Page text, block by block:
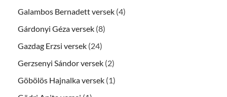
Galambos Bernadett versek (4)
Gárdonyi Géza versek (8)
Gazdag Erzsi versek (24)
Gerzsenyi Sándor versek (2)
Göbölös Hajnalka versek (1)